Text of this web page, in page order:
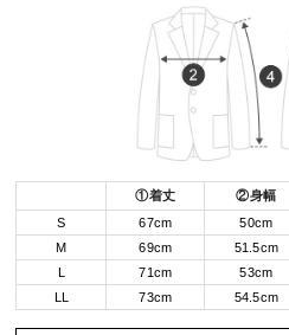
①着丈 ②身幅
S
67cm 50cm
M
69cm 51.5cm
L
71cm 53cm
LL
73cm 54.5cm